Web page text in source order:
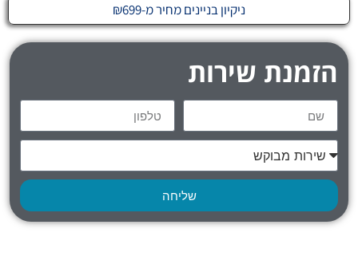
ניקיון בניינים מחיר מ-₪699
הזמנת שירות
שליחה